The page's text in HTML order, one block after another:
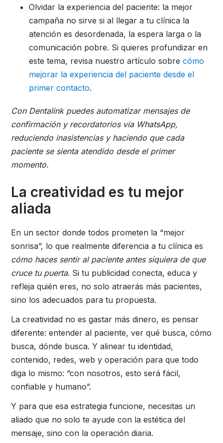
Olvidar la experiencia del paciente: la mejor
campaña no sirve si al llegar a tu clínica la
atención es desordenada, la espera larga o la
comunicación pobre. Si quieres profundizar en
este tema, revisa nuestro artículo sobre cómo
mejorar la experiencia del paciente desde el
primer contacto.
Con Dentalink puedes automatizar mensajes de
confirmación y recordatorios vía WhatsApp,
reduciendo inasistencias y haciendo que cada
paciente se sienta atendido desde el primer
momento.
La creatividad es tu mejor
aliada
En un sector donde todos prometen la “mejor
sonrisa”, lo que realmente diferencia a tu clínica es
cómo haces sentir al paciente antes siquiera de que
cruce tu puerta. Si tu publicidad conecta, educa y
refleja quién eres, no solo atraerás más pacientes,
sino los adecuados para tu propuesta.
La creatividad no es gastar más dinero, es pensar
diferente: entender al paciente, ver qué busca, cómo
busca, dónde busca. Y alinear tu identidad,
contenido, redes, web y operación para que todo
diga lo mismo: “con nosotros, esto será fácil,
confiable y humano”.
Y para que esa estrategia funcione, necesitas un
aliado que no solo te ayude con la estética del
mensaje, sino con la operación diaria.